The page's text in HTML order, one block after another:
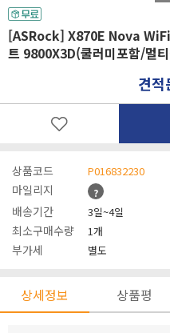
[ASRock] X870E Nova WiFi
트 9800X3D(쿨러미포함/멀
견적
상품코드 P016832230
마일리지 ?
배송기간 3일~4일
최소구매수량 1개
부가세 별도
상세정보 상품평